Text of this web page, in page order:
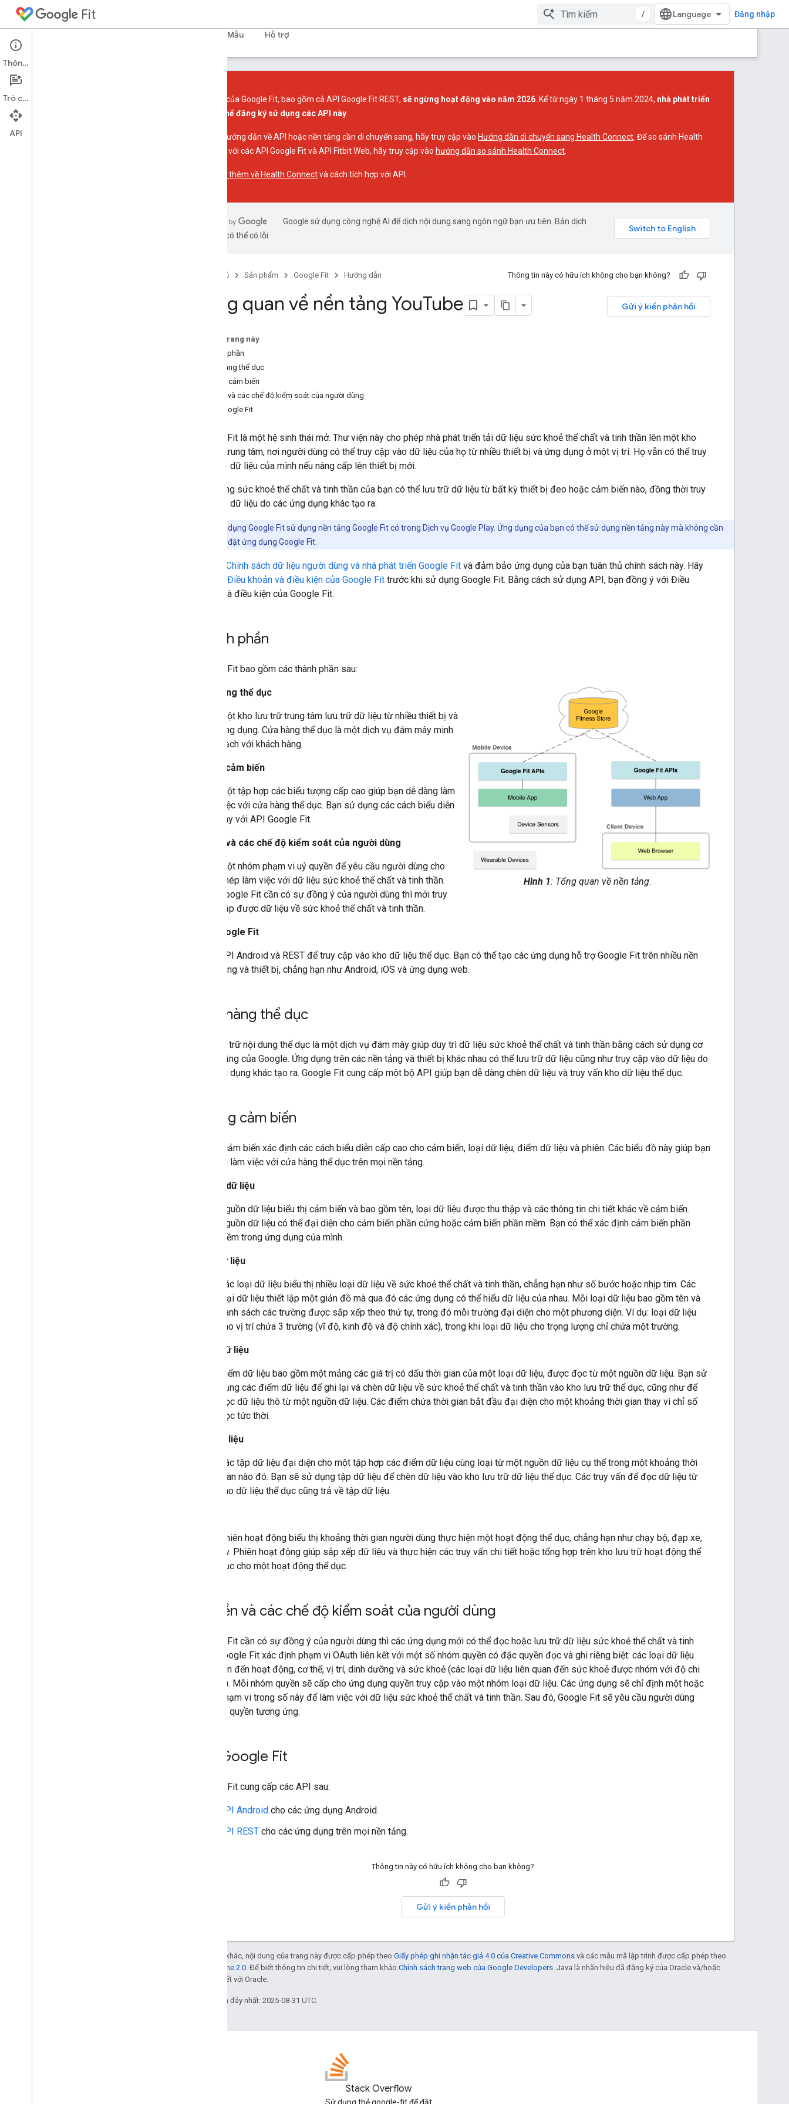
Fit / Đăng nhập
Mẫu Hỗ trợ
Giới thiệu
Tổng quan về nền tảng
Các API của Google Fit, bao gồm cả API Google Fit REST, sẽ ngừng hoạt động vào năm 2026 . Kể từ ngày 1 tháng 5 năm 2024, nhà phát triển
không thể đăng ký sử dụng các API này
Để biết hướng dẫn về API hoặc nền tảng cần di chuyển sang, hãy truy cập vào Hướng dẫn di chuyển sang Health Connect . Để so sánh Health
Connect với các API Google Fit và API Fitbit Web, hãy truy cập vào hướng dẫn so sánh Health Connect
Tìm hiểu thêm về Health Connectvà cách tích hợp với API.
Google sử dụng công nghệ AI để dịch nội dung sang ngôn ngữ bạn ưu tiên. Bản dịch
bằng AI có thể có lỗi.
Trang chủ Sản phẩm Google Fit Hướng dẫn Thông tin này có hữu ích không cho bạn không?
Gửi ý kiến phản hồi
Tổng quan về nền tảng YouTube
Trên trang này
Thành phần
Cửa hàng thể dục
Khung cảm biến
Quyền và các chế độ kiểm soát của người dùng
API Google Fit
Google Fit là một hệ sinh thái mở. Thư viện này cho phép nhà phát triển tải dữ liệu sức khoẻ thể chất và tinh thần lên một kho
lưu trữ trung tâm, nơi người dùng có thể truy cập vào dữ liệu của họ từ nhiều thiết bị và ứng dụng ở một vị trí. Họ vẫn có thể truy
cập vào dữ liệu của mình nếu nâng cấp lên thiết bị mới.
Ứng dụng sức khoẻ thể chất và tinh thần của bạn có thể lưu trữ dữ liệu từ bất kỳ thiết bị đeo hoặc cảm biến nào, đồng thời truy
cập vào dữ liệu do các ứng dụng khác tạo ra.
Ứng dụng Google Fit sử dụng nền tảng Google Fit có trong Dịch vụ Google Play. Ứng dụng của bạn có thể sử dụng nền tảng này mà không cần
người dùng cài đặt ứng dụng Google Fit.
Chính sách dữ liệu người dùng và nhà phát triển Google Fit và đảm bảo ứng dụng của bạn tuân thủ chính sách này. Hãy
Điều khoản và điều kiện của Google Fit trước khi sử dụng Google Fit. Bằng cách sử dụng API, bạn đồng ý với Điều
khoản và điều kiện của Google Fit.
Thành phần
Google Fit bao gồm các thành phần sau:
Hình 1: Tổng quan về nền tảng.
Cửa hàng thể dục
Một kho lưu trữ trung tâm lưu trữ dữ liệu từ nhiều thiết bị và
ứng dụng. Cửa hàng thể dục là một dịch vụ đám mây minh
bạch với khách hàng.
Khung cảm biến
Một tập hợp các biểu tượng cấp cao giúp bạn dễ dàng làm
việc với cửa hàng thể dục. Bạn sử dụng các cách biểu diễn
này với API Google Fit.
Quyền và các chế độ kiểm soát của người dùng
Một nhóm phạm vi uỷ quyền để yêu cầu người dùng cho
phép làm việc với dữ liệu sức khoẻ thể chất và tinh thần.
Google Fit cần có sự đồng ý của người dùng thì mới truy
cập được dữ liệu về sức khoẻ thể chất và tinh thần.
API Google Fit
API Android và REST để truy cập vào kho dữ liệu thể dục. Bạn có thể tạo các ứng dụng hỗ trợ Google Fit trên nhiều nền
tảng và thiết bị, chẳng hạn như Android, iOS và ứng dụng web.
Cửa hàng thể dục
Kho lưu trữ nội dung thể dục là một dịch vụ đám mây giúp duy trì dữ liệu sức khoẻ thể chất và tinh thần bằng cách sử dụng cơ
sở hạ tầng của Google. Ứng dụng trên các nền tảng và thiết bị khác nhau có thể lưu trữ dữ liệu cũng như truy cập vào dữ liệu do
các ứng dụng khác tạo ra. Google Fit cung cấp một bộ API giúp bạn dễ dàng chèn dữ liệu và truy vấn kho dữ liệu thể dục.
Khung cảm biến
Khung cảm biến xác định các cách biểu diễn cấp cao cho cảm biến, loại dữ liệu, điểm dữ liệu và phiên. Các biểu đồ này giúp bạn
dễ dàng làm việc với cửa hàng thể dục trên mọi nền tảng.
Nguồn dữ liệu
Nguồn dữ liệu biểu thị cảm biến và bao gồm tên, loại dữ liệu được thu thập và các thông tin chi tiết khác về cảm biến.
Nguồn dữ liệu có thể đại diện cho cảm biến phần cứng hoặc cảm biến phần mềm. Bạn có thể xác định cảm biến phần
mềm trong ứng dụng của mình.
Kiểu dữ liệu
Các loại dữ liệu biểu thị nhiều loại dữ liệu về sức khoẻ thể chất và tinh thần, chẳng hạn như số bước hoặc nhịp tim. Các
loại dữ liệu thiết lập một giản đồ mà qua đó các ứng dụng có thể hiểu dữ liệu của nhau. Mỗi loại dữ liệu bao gồm tên và
danh sách các trường được sắp xếp theo thứ tự, trong đó mỗi trường đại diện cho một phương diện. Ví dụ: loại dữ liệu
cho vị trí chứa 3 trường (vĩ độ, kinh độ và độ chính xác), trong khi loại dữ liệu cho trọng lượng chỉ chứa một trường.
Điểm dữ liệu
Điểm dữ liệu bao gồm một mảng các giá trị có dấu thời gian của một loại dữ liệu, được đọc từ một nguồn dữ liệu. Bạn sử
dụng các điểm dữ liệu để ghi lại và chèn dữ liệu về sức khoẻ thể chất và tinh thần vào kho lưu trữ thể dục, cũng như để
đọc dữ liệu thô từ một nguồn dữ liệu. Các điểm chứa thời gian bắt đầu đại diện cho một khoảng thời gian thay vì chỉ số
đọc tức thời.
Tập dữ liệu
Các tập dữ liệu đại diện cho một tập hợp các điểm dữ liệu cùng loại từ một nguồn dữ liệu cụ thể trong một khoảng thời
gian nào đó. Bạn sẽ sử dụng tập dữ liệu để chèn dữ liệu vào kho lưu trữ dữ liệu thể dục. Các truy vấn để đọc dữ liệu từ
kho dữ liệu thể dục cũng trả về tập dữ liệu.
Phiên hoạt động biểu thị khoảng thời gian người dùng thực hiện một hoạt động thể dục, chẳng hạn như chạy bộ, đạp xe,
v.v. Phiên hoạt động giúp sắp xếp dữ liệu và thực hiện các truy vấn chi tiết hoặc tổng hợp trên kho lưu trữ hoạt động thể
dục cho một hoạt động thể dục.
Quyền và các chế độ kiểm soát của người dùng
Google Fit cần có sự đồng ý của người dùng thì các ứng dụng mới có thể đọc hoặc lưu trữ dữ liệu sức khoẻ thể chất và tinh
thần. Google Fit xác định phạm vi OAuth liên kết với một số nhóm quyền có đặc quyền đọc và ghi riêng biệt: các loại dữ liệu
liên quan đến hoạt động, cơ thể, vị trí, dinh dưỡng và sức khoẻ (các loại dữ liệu liên quan đến sức khoẻ được nhóm với độ chi
tiết hơn). Mỗi nhóm quyền sẽ cấp cho ứng dụng quyền truy cập vào một nhóm loại dữ liệu. Các ứng dụng sẽ chỉ định một hoặc
nhiều phạm vi trong số này để làm việc với dữ liệu sức khoẻ thể chất và tinh thần. Sau đó, Google Fit sẽ yêu cầu người dùng
cấp các quyền tương ứng.
API Google Fit
Google Fit cung cấp các API sau:
API Android cho các ứng dụng Android.
API REST cho các ứng dụng trên mọi nền tảng.
Thông tin này có hữu ích không cho bạn không?
Gửi ý kiến phản hồi
Trừ phi có lưu ý khác, nội dung của trang này được cấp phép theo Giấy phép ghi nhận tác giả 4.0 của Creative Commons và các mẫu mã lập trình được cấp phép theo
Giấy phép Apache 2.0 . Để biết thông tin chi tiết, vui lòng tham khảo Chính sách trang web của Google Developers . Java là nhãn hiệu đã đăng ký của Oracle và/hoặc
các đơn vị liên kết với Oracle.
Cập nhật lần gần đây nhất: 2025-08-31 UTC.
Stack Overflow
Thông tin
Trò chuyện
API